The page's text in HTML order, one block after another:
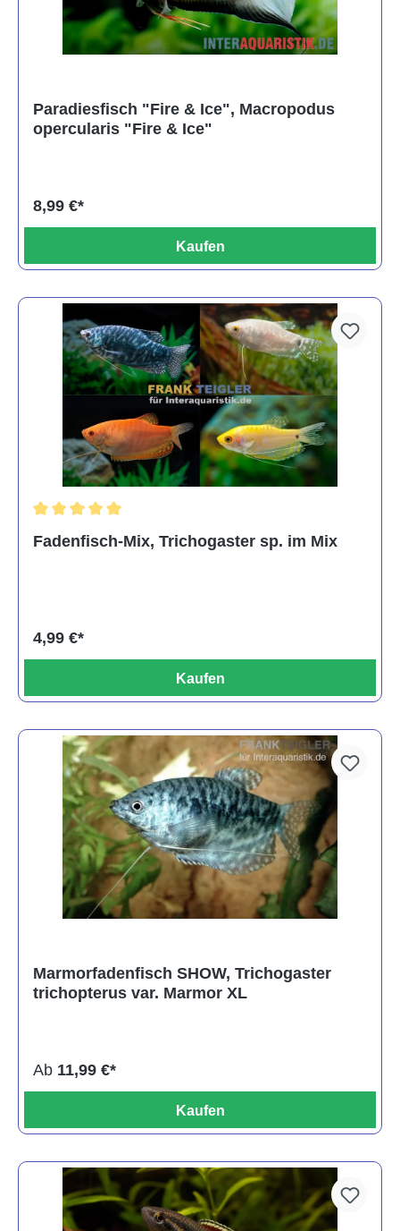
Paradiesfisch "Fire & Ice", Macropodus
opercularis "Fire & Ice"
8,99 €*
Kaufen
Fadenfisch-Mix, Trichogaster sp. im Mix
4,99 €*
Kaufen
Marmorfadenfisch SHOW, Trichogaster
trichopterus var. Marmor XL
Ab 11,99 €*
Kaufen